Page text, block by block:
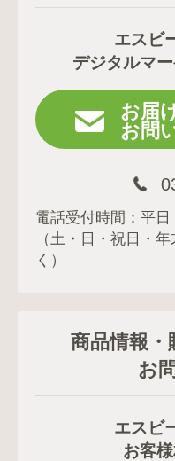
エスビ
デジタルマ
お届
お問
電話受付時間：平日
（土・日・祝日・
く）
商品情報・
お
エスビ
お客